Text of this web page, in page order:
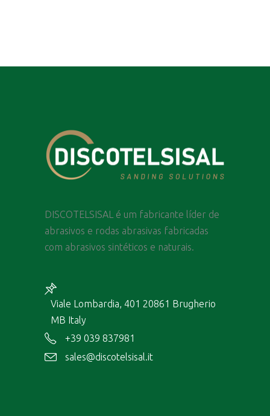
DISCOTELSISAL é um fabricante líder de
abrasivos e rodas abrasivas fabricadas
com abrasivos sintéticos e naturais.
Viale Lombardia, 401 20861 Brugherio
MB Italy
+39 039 837981
sales@discotelsisal.it